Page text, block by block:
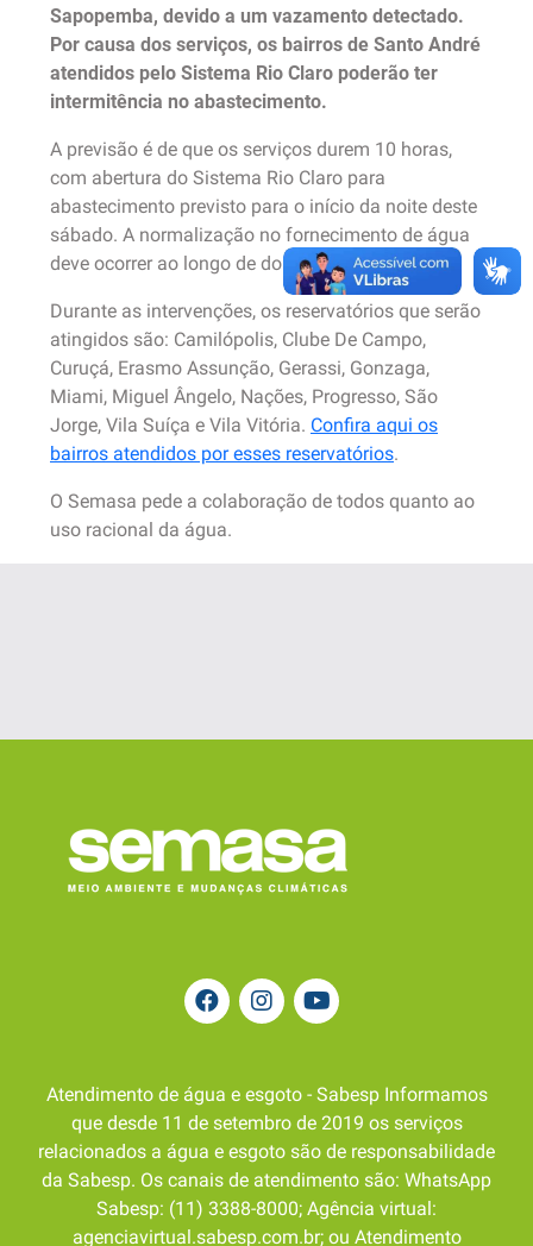
Sapopemba, devido a um vazamento detectado.
Por causa dos serviços, os bairros de Santo André
atendidos pelo Sistema Rio Claro poderão ter
intermitência no abastecimento.
A previsão é de que os serviços durem 10 horas,
com abertura do Sistema Rio Claro para
abastecimento previsto para o início da noite deste
sábado. A normalização no fornecimento de água
deve ocorrer ao longo de domingo.
Durante as intervenções, os reservatórios que serão
atingidos são: Camilópolis, Clube De Campo,
Curuçá, Erasmo Assunção, Gerassi, Gonzaga,
Miami, Miguel Ângelo, Nações, Progresso, São
Jorge, Vila Suíça e Vila Vitória. Confira aqui os
bairros atendidos por esses reservatórios.
O Semasa pede a colaboração de todos quanto ao
uso racional da água.
Atendimento de água e esgoto - Sabesp Informamos
que desde 11 de setembro de 2019 os serviços
relacionados a água e esgoto são de responsabilidade
da Sabesp. Os canais de atendimento são: WhatsApp
Sabesp: (11) 3388-8000; Agência virtual:
agenciavirtual.sabesp.com.br; ou Atendimento